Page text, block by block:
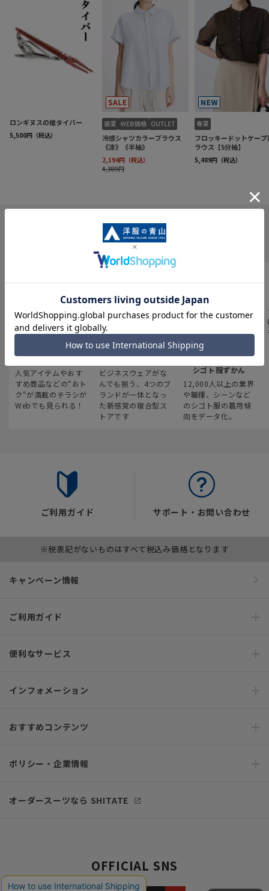
INFORMATION
最新のお買い得情報
人気アイテムやおす
すめ商品などの“おト
ク“が満載のチラシが
Webでも見られる！
スーツスクエア
ビジネスウェアがな
んでも揃う、4つのブ
ランドが一体となっ
た新感覚の複合型ス
トアです
みんなの
シゴト服ずかん
12,000人以上の業界
や職種、シーンなど
のシゴト服の着用傾
向をデータ化。
ご利用ガイド サポート・お問い合わせ
※税表記がないものはすべて税込み価格となります
キャンペーン情報
ご利用ガイド
便利なサービス
インフォメーション
おすすめコンテンツ
ポリシー・企業情報
オーダースーツなら SHITATE
OFFICIAL SNS